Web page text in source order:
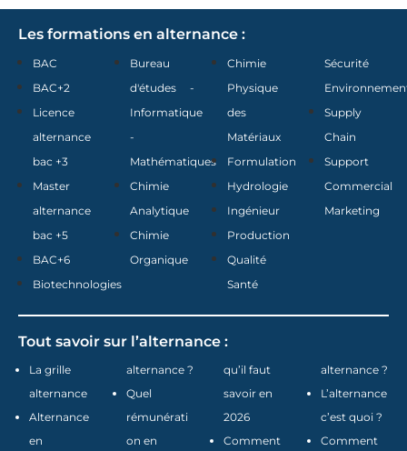
Les formations en alternance :
BAC
BAC+2
Licence
alternance
bac +3
Master
alternance
bac +5
BAC+6
Biotechnologies
Bureau
d'études -
Informatique
-
Mathématiques
Chimie
Analytique
Chimie
Organique
Chimie
Physique
des
Matériaux
Formulation
Hydrologie
Ingénieur
Production
Qualité
Santé
Sécurité
Supply
Chain
Support
Commercial
Marketing
Tout savoir sur l’alternance :
La grille
alternance
Alternance
en
alternance ?
Quel
rémunérati
on en
qu’il faut
savoir en
2026
Comment
alternance ?
L’alternance
c’est quoi ?
Comment